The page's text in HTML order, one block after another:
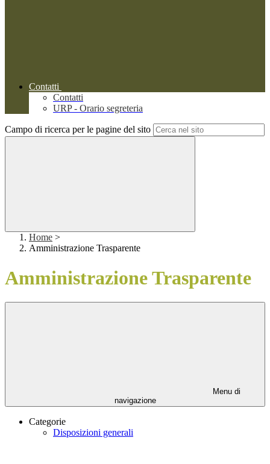
Contatti
Contatti
URP - Orario segreteria
Campo di ricerca per le pagine del sito
Home >
Amministrazione Trasparente
Amministrazione Trasparente
Menu di
navigazione
Categorie
Disposizioni generali